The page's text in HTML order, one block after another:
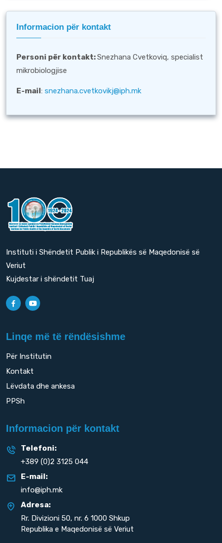
Informacion për kontakt
Personi për kontakt:Snezhana Cvetkoviq, specialist
mikrobiologjise
E-mail: snezhana.cvetkovikj@iph.mk
Instituti i Shëndetit Publik i Republikës së Maqedonisë së
Veriut
Kujdestar i shëndetit Tuaj
Linqe më të rëndësishme
Për Institutin
Kontakt
Lëvdata dhe ankesa
PPSh
Informacion për kontakt
Telefoni:
+389 (0)2 3125 044
E-mail:
info@iph.mk
Adresa:
Rr. Divizioni 50, nr. 6 1000 Shkup
Republika e Maqedonisë së Veriut